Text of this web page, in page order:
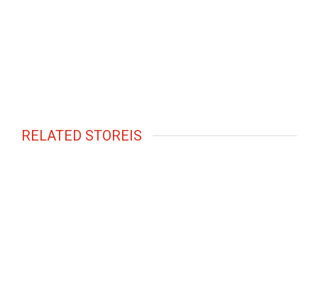
RELATED STOREIS